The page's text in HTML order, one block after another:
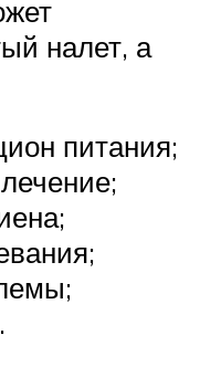
налет, а
питания;